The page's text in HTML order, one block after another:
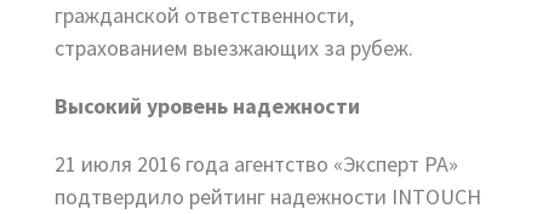
гражданской ответственности,
страхованием выезжающих за рубеж.
Высокий уровень надежности
21 июля 2016 года агентство «Эксперт РА»
подтвердило рейтинг надежности INTOUCH